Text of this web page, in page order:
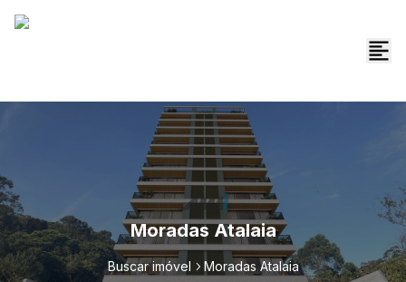
Moradas Atalaia
Buscar imóvel Moradas Atalaia